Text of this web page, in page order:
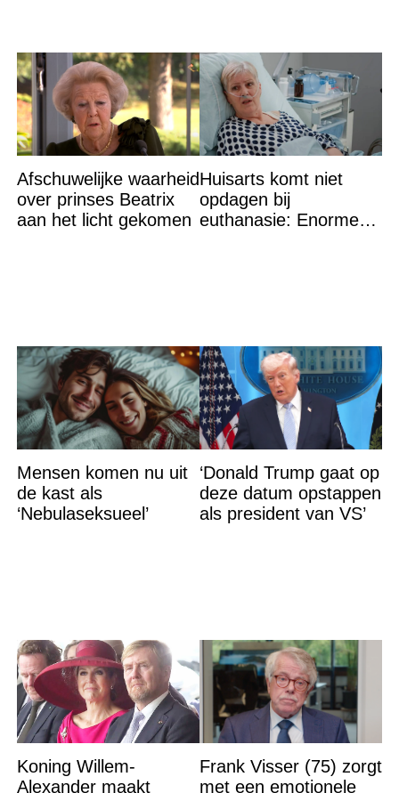
Afschuwelijke waarheid
over prinses Beatrix
aan het licht gekomen
Huisarts komt niet
opdagen bij
euthanasie: Enorme
Mensen komen nu uit
de kast als
‘Nebulaseksueel’
‘Donald Trump gaat op
deze datum opstappen
als president van VS’
Koning Willem-
Alexander maakt
Frank Visser (75) zorgt
met een emotionele